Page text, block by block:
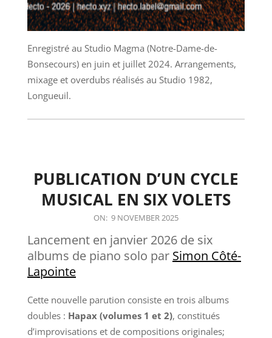
Enregistré au Studio Magma (Notre-Dame-de-
Bonsecours) en juin et juillet 2024. Arrangements,
mixage et overdubs réalisés au Studio 1982,
Longueuil.
PUBLICATION D’UN CYCLE
MUSICAL EN SIX VOLETS
09
ON: 9 NOVEMBER 2025
Lancement en janvier 2026 de six
albums de piano solo par Simon Côté-
Lapointe
Cette nouvelle parution consiste en trois albums
doubles : Hapax (volumes 1 et 2), constitués
d’improvisations et de compositions originales;